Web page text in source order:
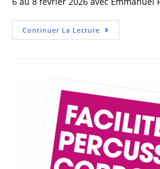
Continuer La Lecture